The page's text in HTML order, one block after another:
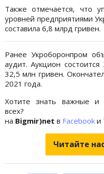
Также отмечается, что
уровней предприятиями
составила 6,8 млрд гривен.
Ранее Укроборонпром
аудит. Аукцион
32,5 млн гривен.
2021 года.
Хотите знать важные и
всех?
на Bigmir)net в Facebook и
Читайте